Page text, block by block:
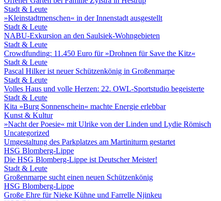
Stadt & Leute
»Kleinstadtmenschen« in der Innenstadt ausgestellt
Stadt & Leute
NABU-Exkursion an den Saulsiek-Wohngebieten
Stadt & Leute
Crowdfunding: 11.450 Euro für »Drohnen für Save the Kitz«
Stadt & Leute
Pascal Hilker ist neuer Schützenkönig in Großenmarpe
Stadt & Leute
Volles Haus und volle Herzen: 22. OWL-Sportstudio begeisterte
Stadt & Leute
Kita »Burg Sonnenschein« machte Energie erlebbar
Kunst & Kultur
»Nacht der Poesie« mit Ulrike von der Linden und Lydie Römisch
Uncategorized
Umgestaltung des Parkplatzes am Martiniturm gestartet
HSG Blomberg-Lippe
Die HSG Blomberg-Lippe ist Deutscher Meister!
Stadt & Leute
Großenmarpe sucht einen neuen Schützenkönig
HSG Blomberg-Lippe
Große Ehre für Nieke Kühne und Farrelle Njinkeu